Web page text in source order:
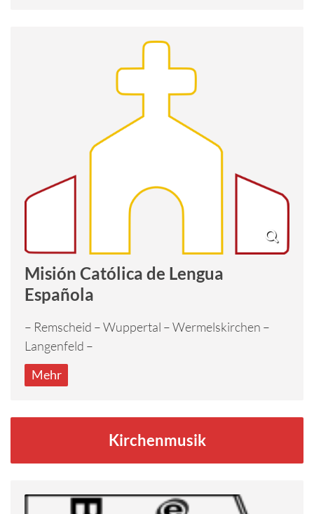
Misión Católica de Lengua
Española
– Remscheid – Wuppertal – Wermelskirchen –
Langenfeld –
Mehr
Kirchenmusik